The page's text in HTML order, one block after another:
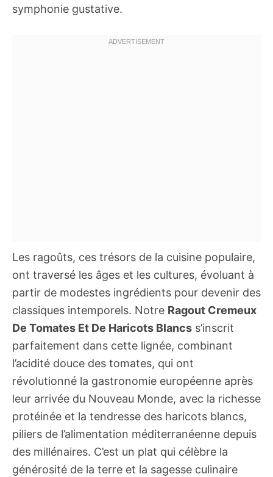
symphonie gustative.
Les ragoûts, ces trésors de la cuisine populaire,
ont traversé les âges et les cultures, évoluant à
partir de modestes ingrédients pour devenir des
classiques intemporels. Notre Ragout Cremeux
De Tomates Et De Haricots Blancs s’inscrit
parfaitement dans cette lignée, combinant
l’acidité douce des tomates, qui ont
révolutionné la gastronomie européenne après
leur arrivée du Nouveau Monde, avec la richesse
protéinée et la tendresse des haricots blancs,
piliers de l’alimentation méditerranéenne depuis
des millénaires. C’est un plat qui célèbre la
générosité de la terre et la sagesse culinaire